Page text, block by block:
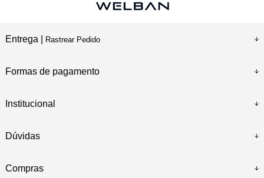
Entrega | Rastrear Pedido
Formas de pagamento
Institucional
Dúvidas
Compras